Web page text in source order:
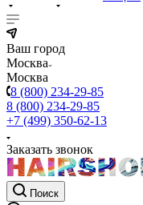
Ваш город
Москва
Москва
8 (800) 234-29-85
8 (800) 234-29-85
+7 (499) 350-62-13
Заказать звонок
Поиск